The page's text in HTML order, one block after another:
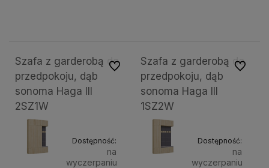
Szafa z garderobą do
przedpokoju, dąb
sonoma Haga III
2SZ1W
Dostępność:
na
wyczerpaniu
Do ulubionychSzafa z garderobą do
przedpokoju, dąb
sonoma Haga III
1SZ2W
Dostępność:
na
wyczerpaniu
Do